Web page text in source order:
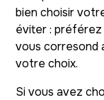
bien choisir
éviter : préférez
vous corresond
votre choix.
Si vous avez